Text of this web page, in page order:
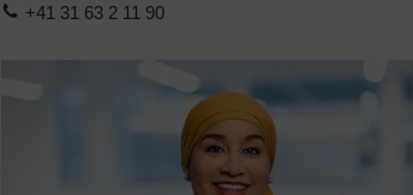
+41 31 63 2 11 90